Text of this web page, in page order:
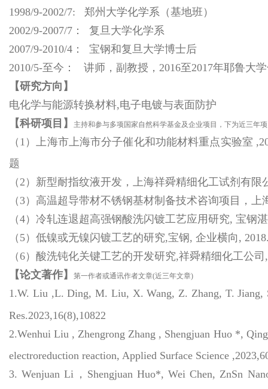
1998/9-2002/7: 郑州大学化学系（基地班）
2002/9-2007/7： 复旦大学化学系
2007/9-2010/4： 宝钢和复旦大学博士后
2010/5-至今： 讲师，副教授，2016至2017年耶鲁大
【研究方向】
电化学与能源转换材料,电子电镀与表面防护
【科研项目】
主持和参与多项国家自然科学基金及企业项目，下为近三年
（1）上海市上海市分子催化和功能材料重点实验室
题
（2）新型耐指纹液开发，上海祥舜精细化工试剂有限
（3）高温超导带材不锈钢基材制备技术咨询项目，
（4）冷轧连退超高强钢酸洗闪镀工艺应用研究, 宝钢
（5）低镍或无镍闪镀工艺的研究,宝钢, 企业横向,
（6）酸洗钝化关键工艺的开发研究,祥舜精细化工公
【论文著作】
第一作者或通讯作者文章(近三年文章)
1.W. Liu ,L. Ding, M. Liu, X. Wang, Z. Zhang, T. Jiang,
Res.2023,16(8),10822
2.Wenhui Liu , Zhengrong Zhang , Shengjuan Huo *,
electroreduction reaction, Applied Surface Science
3. Wenjuan Li，Shengjuan Huo*, Wei Chen, ZnSn